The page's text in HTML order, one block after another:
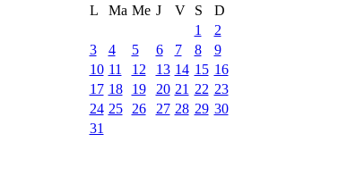
L
Ma Me J V S
D
1
2
3
4 5 6 7 8
9
10 11 12 13 14 15 16
17 18 19 20 21 22 23
24 25 26 27 28 29 30
31